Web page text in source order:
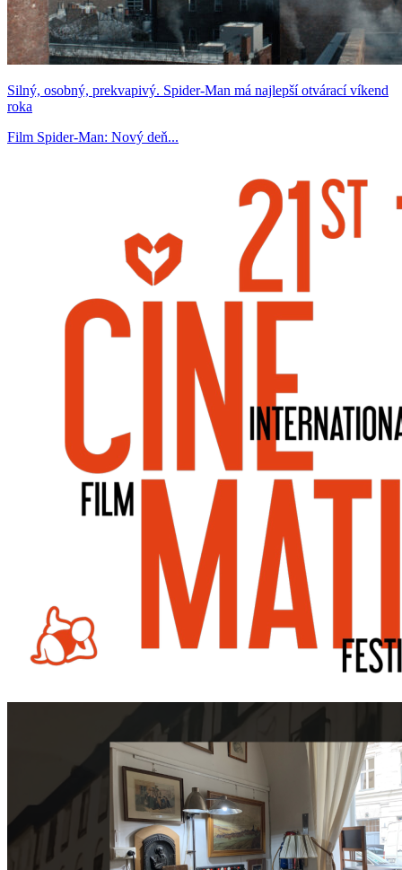
Silný, osobný, prekvapivý. Spider-Man má najlepší otvárací víkend
roka
Film Spider-Man: Nový deň...